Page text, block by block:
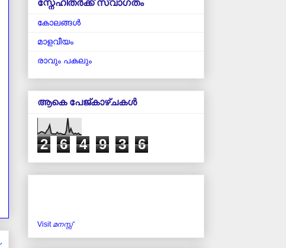
സ്നേഹിതർക്ക് സ്വാഗതം
കോലങ്ങള്‍
മാളവീയം
രാവും പകലും
ആകെ പേജ്‌കാഴ്‌ചകള്‍
2 6 4 9 3 6
Visit മനസ്സ്